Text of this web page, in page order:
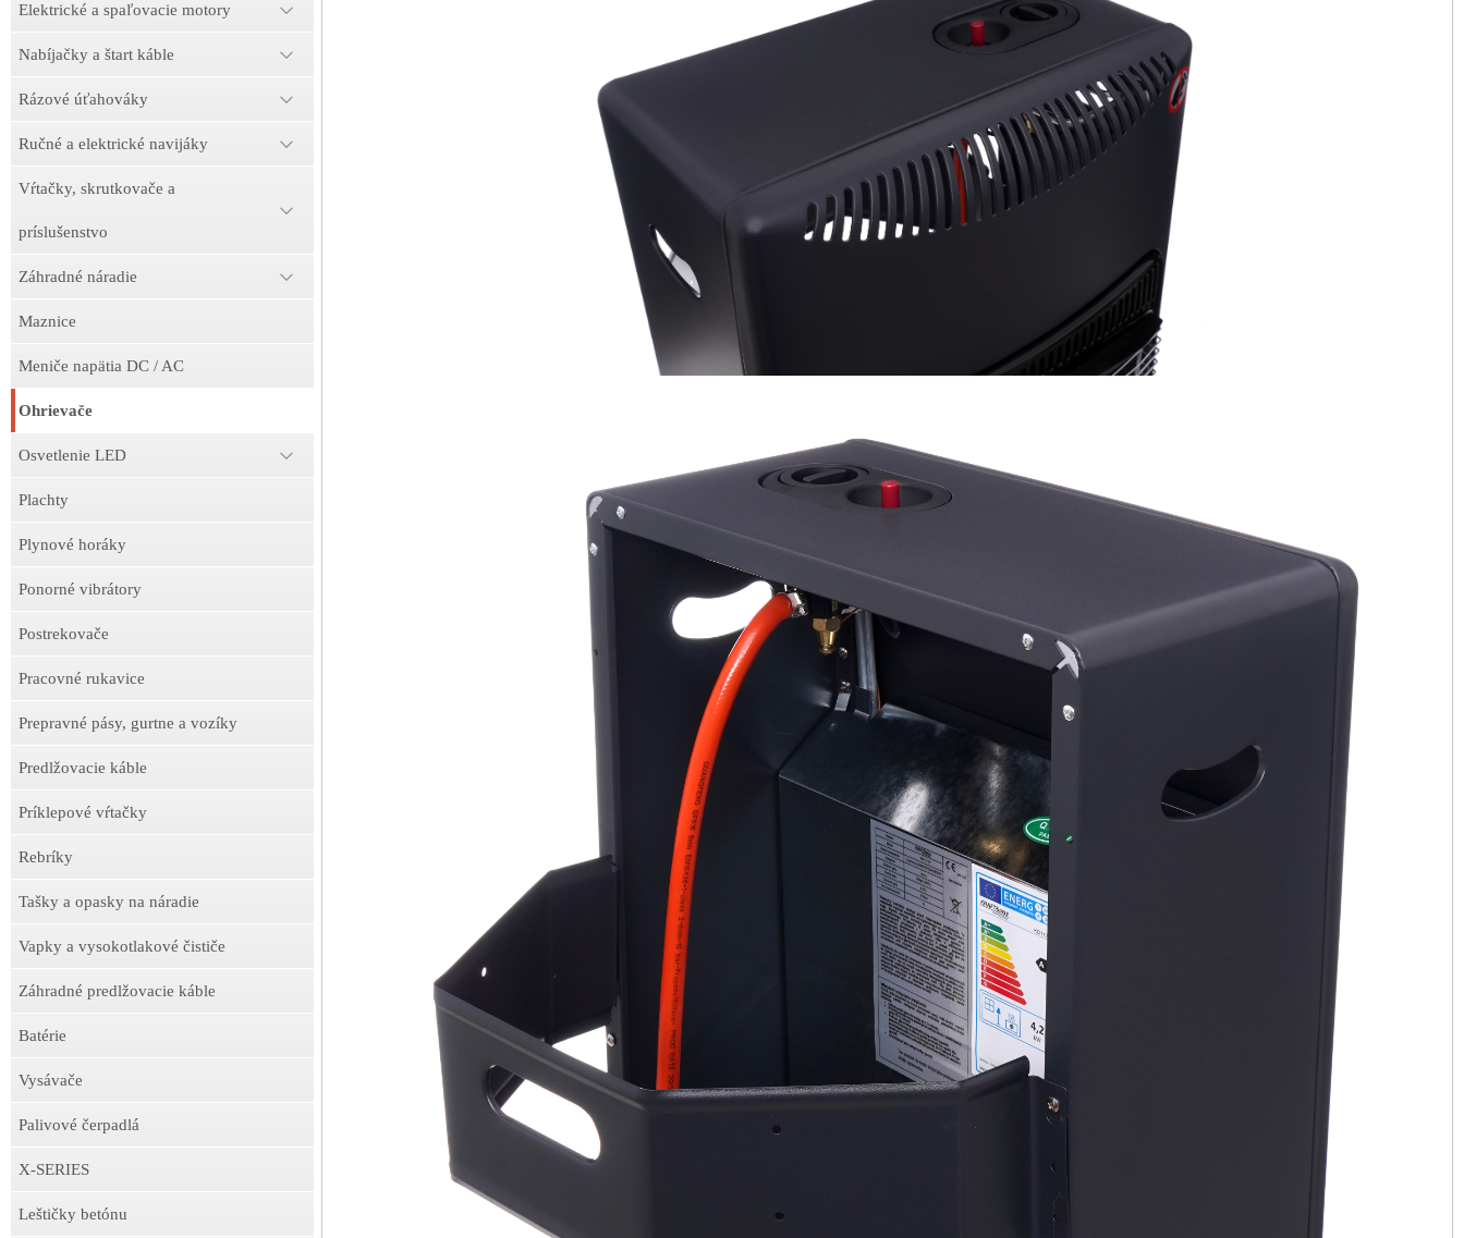
Elektrické a spaľovacie motory
Nabíjačky a štart káble
Rázové úťahováky
Ručné a elektrické navijáky
Vŕtačky, skrutkovače a
príslušenstvo
Záhradné náradie
Maznice
Meniče napätia DC / AC
Ohrievače
Osvetlenie LED
Plachty
Plynové horáky
Ponorné vibrátory
Postrekovače
Pracovné rukavice
Prepravné pásy, gurtne a vozíky
Predlžovacie káble
Príklepové vŕtačky
Rebríky
Tašky a opasky na náradie
Vapky a vysokotlakové čističe
Záhradné predlžovacie káble
Batérie
Vysávače
Palivové čerpadlá
X-SERIES
Leštičky betónu